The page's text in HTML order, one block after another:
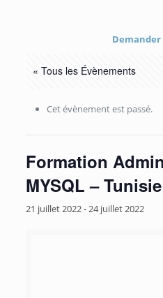
Demander
« Tous les Évènements
Cet évènement est passé.
Formation
MYSQL – Tunisie
21 juillet 2022-24 juillet 2022